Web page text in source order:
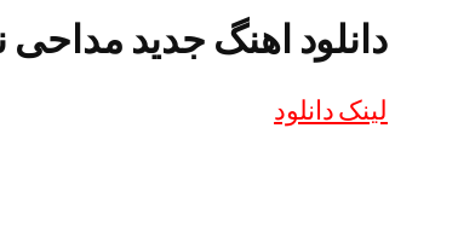
دانلود اهنگ جدید مداحی
لینک دانلود